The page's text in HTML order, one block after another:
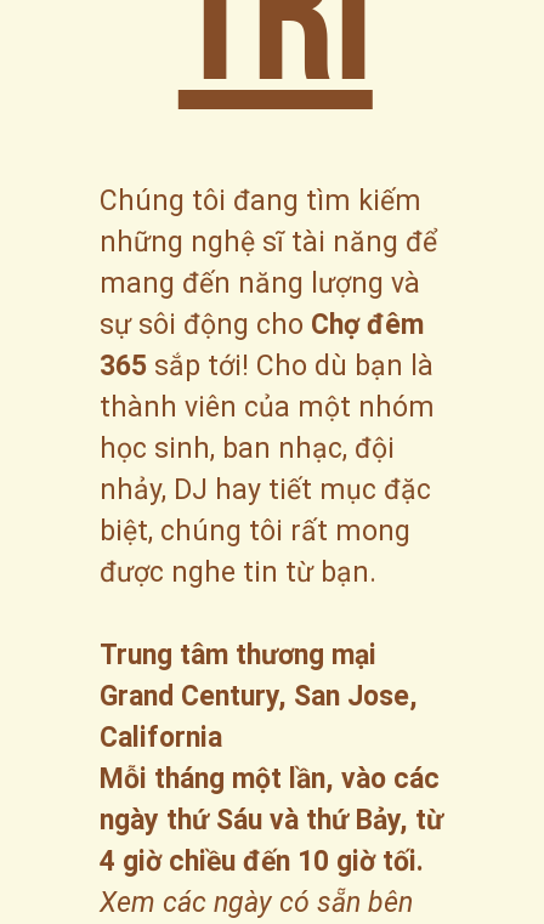
Chúng tôi đang tìm kiếm
những nghệ sĩ tài năng để
mang đến năng lượng và
sự sôi động cho Chợ đêm
365 sắp tới! Cho dù bạn là
thành viên của một nhóm
học sinh, ban nhạc, đội
nhảy, DJ hay tiết mục đặc
biệt, chúng tôi rất mong
được nghe tin từ bạn.
Trung tâm thương mại
Grand Century, San Jose,
California
Mỗi tháng một lần, vào các
ngày thứ Sáu và thứ Bảy, từ
4 giờ chiều đến 10 giờ tối.
Xem các ngày có sẵn bên